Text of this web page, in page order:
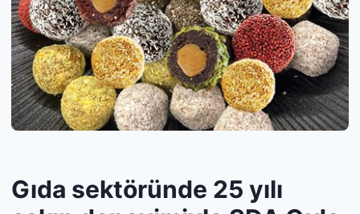
Gıda sektöründe 25 yılı